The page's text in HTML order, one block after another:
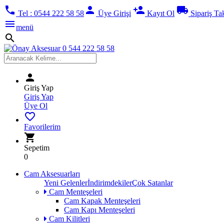
phone Tel : 0544 222 58 58 person Üye Girişi person_add Kayıt Ol local_shipping Sipariş
menumenü
search
person
Giriş Yap
Giriş Yap
Üye Ol
favorite_border
Favorilerim
shopping_cart
Sepetim
0
Cam Aksesuarları
Yeni GelenlerİndirimdekilerÇok Satanlar
Cam Menteşeleri
Cam Kapak Menteşeleri
Cam Kapı Menteşeleri
Cam Kilitleri